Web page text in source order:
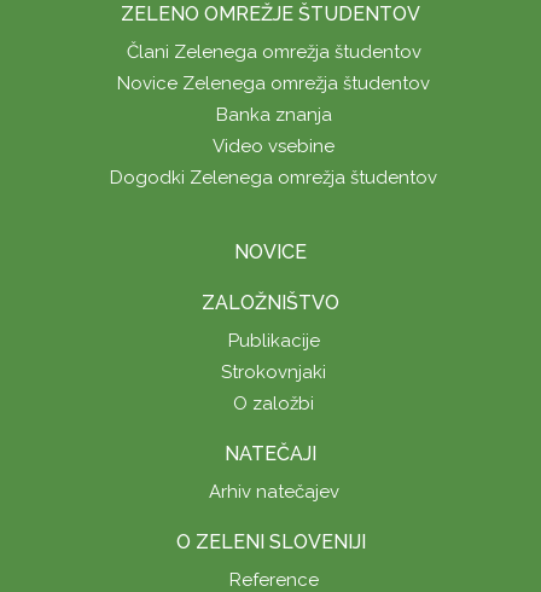
ZELENO OMREŽJE ŠTUDENTOV
Člani Zelenega omrežja študentov
Novice Zelenega omrežja študentov
Banka znanja
Video vsebine
Dogodki Zelenega omrežja študentov
NOVICE
ZALOŽNIŠTVO
Publikacije
Strokovnjaki
O založbi
NATEČAJI
Arhiv natečajev
O ZELENI SLOVENIJI
Reference